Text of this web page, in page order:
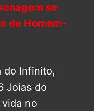
se
de Homem-
do Infinito,
Joias do
no